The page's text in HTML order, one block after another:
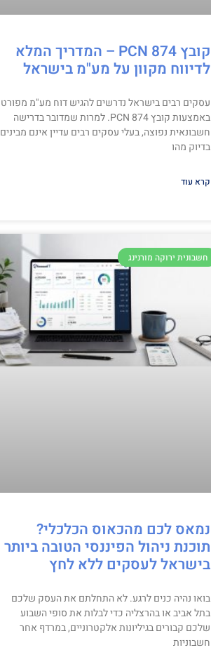
קובץ PCN 874 – המדריך המלא
לדיווח מקוון על מע"מ בישראל
עסקים רבים בישראל נדרשים להגיש דוח מע"מ מפורט
באמצעות קובץ PCN 874. למרות שמדובר בדרישה
חשבונאית נפוצה, בעלי עסקים רבים עדיין אינם מבינים
בדיוק מהו
קרא עוד
חשבונית ירוקה מורנינג
נמאס לכם מהכאוס הכלכלי?
תוכנת ניהול הפיננסי הטובה ביותר
בישראל לעסקים ללא לחץ
בואו נהיה כנים לרגע. לא התחלתם את העסק שלכם
בתל אביב או בהרצליה כדי לבלות את סופי השבוע
שלכם קבורים בגיליונות אלקטרוניים, במרדף אחר
חשבוניות